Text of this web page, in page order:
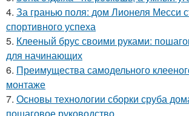
4. За гранью поля: дом Лионеля Месси
спортивного успеха
5. Клееный брус своими руками:
для начинающих
6. Преимущества самодельного
монтаже
7. Основы технологии сборки сруба
пошаговое руководство